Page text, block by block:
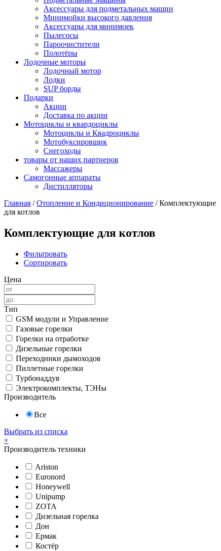
Аксессуары для подметальных машин
Минимойки высокого давления
Аксессуары для минимоек
Пылесосы
Пароочистители
Полотёры
Лодочные моторы
Лодочный мотор
Лодки
SUP борды
Подарки
Акции
Доставка по акции
Мотоциклы и квардоциклы
Мотоциклы и Квадроциклы
Мотобуксировщик
Снегоходы
товары от наших партнеров
Массажеры
Самогонные аппараты
Дистилляторы
Главная /Отопление и Кондиционирование /Комплектующие
для котлов
Комплектующие для котлов
Фильтровать
Сортировать
Цена
Тип
GSM модули и Управление
Газовые горелки
Горелки на отработке
Дизельные горелки
Переходники дымоходов
Пиллетные горелки
Турбонаддув
Электрокомплекты, ТЭНы
Производитель
Все
Выбрать из списка
×
Производитель техники
Ariston
Euronord
Honeywell
Unipump
ZOTA
Дизельная горелка
Дон
Ермак
Костёр